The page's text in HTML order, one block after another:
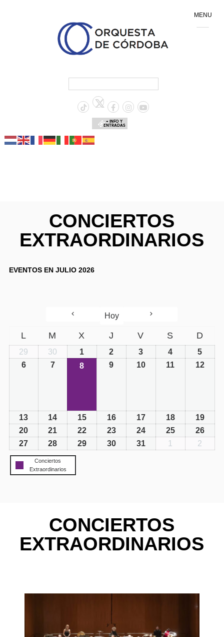
+ INFO Y
ENTRADAS
CONCIERTOS
EXTRAORDINARIOS
EVENTOS EN JULIO 2026
Hoy
L M X J V S D
29 30 1 2 3 4
5
6
7
8
event)
9 10 11 12
13 14 15 16 17 18
19
20
21 22 23 24 25
26
27
28 29 30 31 1 2
Conciertos
Extraordinarios
CONCIERTOS
EXTRAORDINARIOS
MENU